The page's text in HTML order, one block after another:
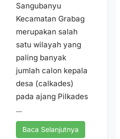
Sangubanyu
Kecamatan Grabag
merupakan salah
satu wilayah yang
paling banyak
jumlah calon kepala
desa (calkades)
pada ajang Pilkades
...
Baca Selanjutnya